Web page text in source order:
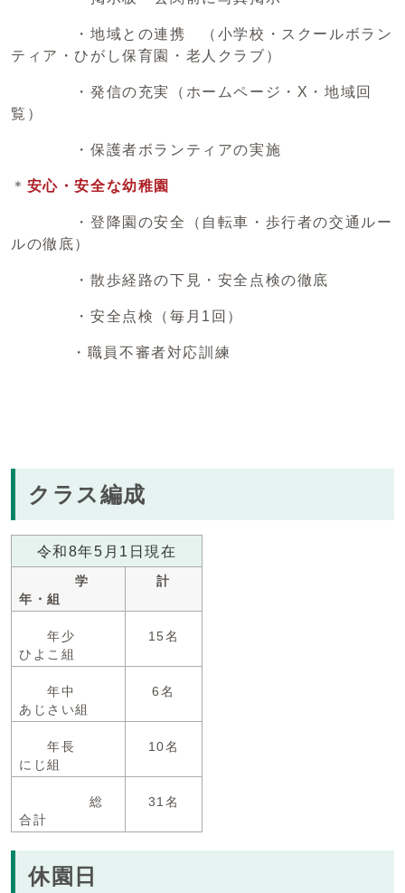
・地域との連携 （小学校・スクールボラン
ティア・ひがし保育園・老人クラブ）
・発信の充実（ホームページ・X・地域回
覧）
・保護者ボランティアの実施
＊ 安心・安全な幼稚園
・登降園の安全（自転車・歩行者の交通ルー
ルの徹底）
・散歩経路の下見・安全点検の徹底
・安全点検（毎月1回）
・職員不審者対応訓練
クラス編成
令和8年5月1日現在
学
年・組
計
年少
ひよこ組
15名
年中
あじさい組
6名
年長
にじ組
10名
総
合計
31名
休園日